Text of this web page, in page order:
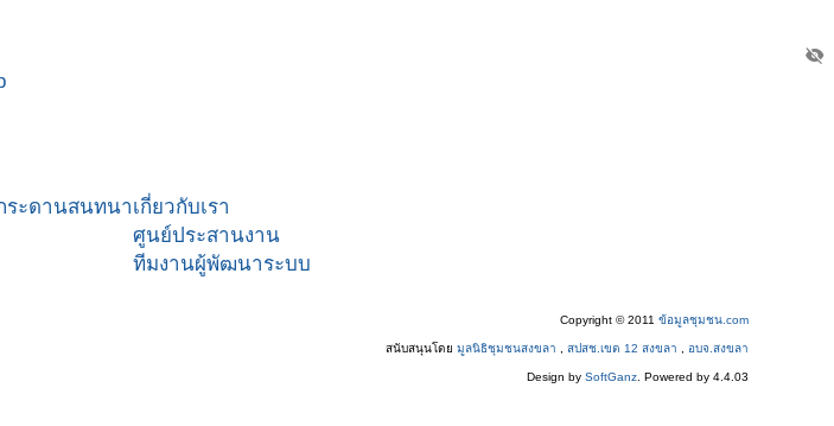
visibility_off
ระดานสนทนาเกี่ยวกับเรา
ศูนย์ประสานงาน
ทีมงานผู้พัฒนาระบบ
Copyright © 2011 ข้อมูลชุมชน.com
สนับสนุนโดย มูลนิธิชุมชนสงขลา สปสช.เขต 12 สงขลา อบจ.สงขลา
Design by SoftGanz . Powered by 4.4.03